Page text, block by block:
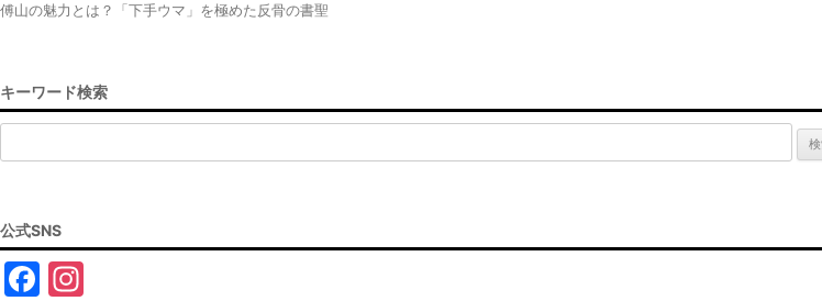
傅山の魅力とは？「下手ウマ」を極めた反骨の書聖
キーワード検索
索:
公式SNS
F